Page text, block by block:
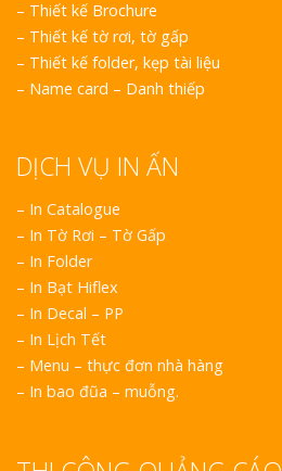
– Thiết kế Brochure
– Thiết kế tờ rơi, tờ gấp
– Thiết kế folder, kẹp tài liệu
– Name card – Danh thiếp
DỊCH VỤ IN ẤN
– In Catalogue
– In Tờ Rơi – Tờ Gấp
– In Folder
– In Bạt Hiflex
– In Decal – PP
– In Lịch Tết
– Menu – thực đơn nhà hàng
– In bao đũa – muỗng.